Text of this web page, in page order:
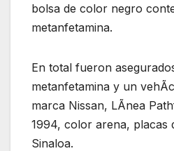
bolsa de color negro
metanfetamina.
En total fueron
metanfetamina y un
marca Nissan, LÃnea
1994, color arena, placas
Sinaloa.